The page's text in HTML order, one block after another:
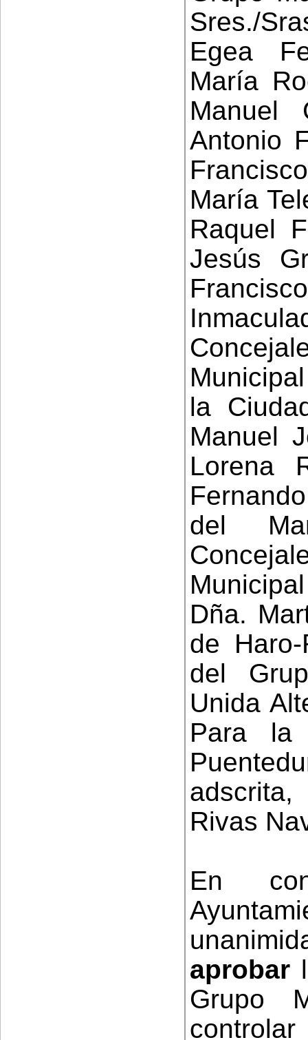
Sres./
Egea
María
Manuel
Antonio
María
Raquel
Jesús
la
Manuel
Lorena
del
Dña.
de
del
Unida
Para la
Rivas
En
aprobar
Grupo